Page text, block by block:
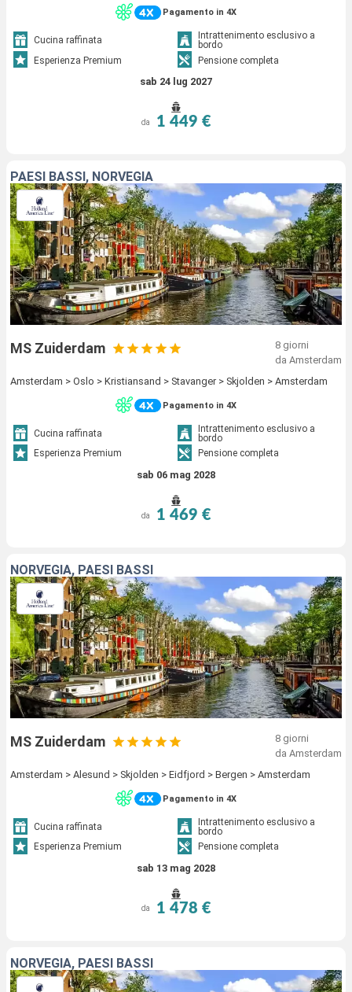
Pagamento in 4X
Cucina raffinata
Intrattenimento esclusivo a
bordo
Esperienza Premium
Pensione completa
sab 24 lug 2027
da 1 449 €
PAESI BASSI, NORVEGIA
MS Zuiderdam
8 giorni
da Amsterdam
Amsterdam > Oslo > Kristiansand > Stavanger > Skjolden > Amsterdam
Pagamento in 4X
Cucina raffinata
Intrattenimento esclusivo a
bordo
Esperienza Premium
Pensione completa
sab 06 mag 2028
da 1 469 €
NORVEGIA, PAESI BASSI
MS Zuiderdam
8 giorni
da Amsterdam
Amsterdam > Alesund > Skjolden > Eidfjord > Bergen > Amsterdam
Pagamento in 4X
Cucina raffinata
Intrattenimento esclusivo a
bordo
Esperienza Premium
Pensione completa
sab 13 mag 2028
da 1 478 €
NORVEGIA, PAESI BASSI